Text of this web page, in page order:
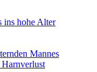
ins hohe Alter
Mannes